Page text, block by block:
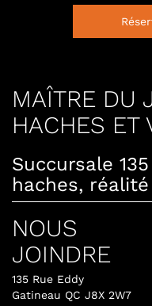
MAÎTRE DU
HACHES ET
Succursale
haches,
NOUS
JOINDRE
135 Rue Eddy
Gatineau QC J8X 2W7